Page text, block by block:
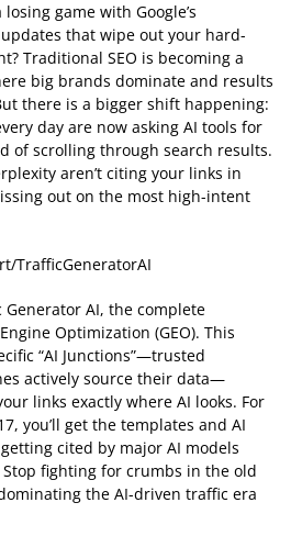
game with Google’s
that wipe out your hard-
Traditional SEO is becoming a
big brands dominate and results
there is a bigger shift happening:
day are now asking AI tools for
of scrolling through search results.
aren’t citing your links in
out on the most high-intent
TrafficGeneratorAI
Generator AI, the complete
Optimization (GEO). This
“AI Junctions”—trusted
actively source their data—
links exactly where AI looks. For
you’ll get the templates and AI
cited by major AI models
fighting for crumbs in the old
the AI-driven traffic era